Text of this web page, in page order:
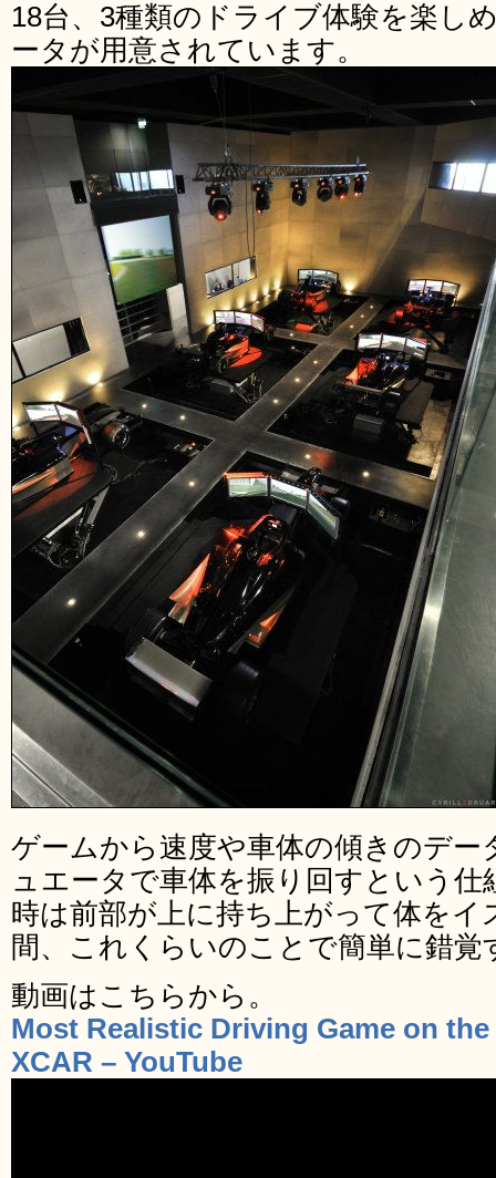
18台、3種類のドライブ体験を楽し
ータが用意されています。
ゲームから速度や車体の傾きのデー
ュエータで車体を振り回すという
時は前部が上に持ち上がって体をイ
間、これくらいのことで簡単に錯覚
動画はこちらから。
Most Realistic Driving Game on
XCAR – YouTube